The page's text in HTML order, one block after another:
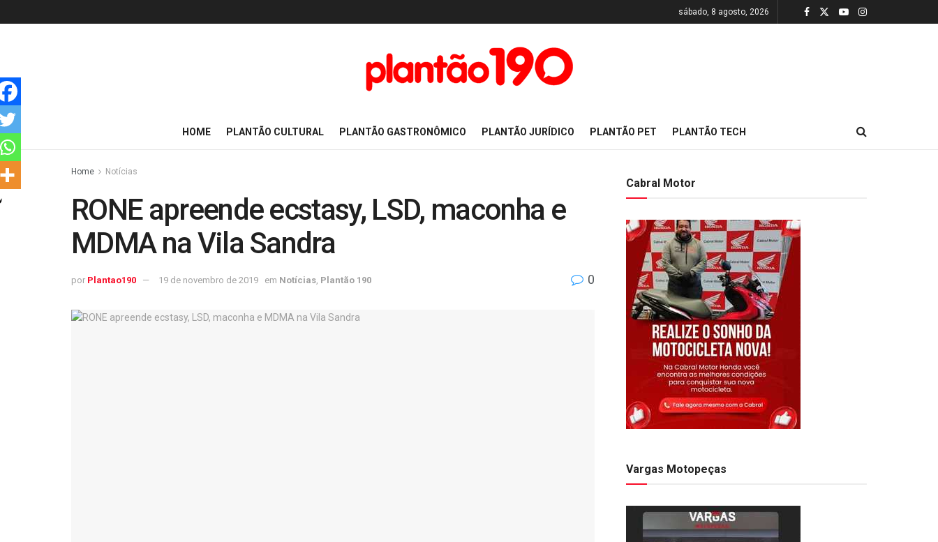
sábado, 8 agosto, 2026
HOME PLANTÃO CULTURAL PLANTÃO GASTRONÔMICO PLANTÃO JURÍDICO PLANTÃO PET PLANTÃO TECH
Home Notícias
RONE apreende ecstasy, LSD, maconha e
MDMA na Vila Sandra
por Plantao190 19 de novembro de 2019 em Notícias Plantão 190 0
Cabral Motor
Vargas Motopeças